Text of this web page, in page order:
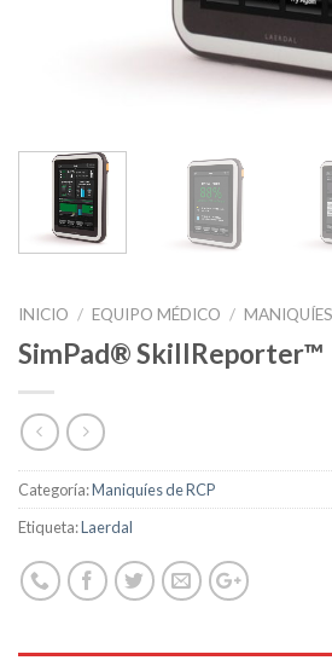
INICIO / EQUIPO MÉDICO /
SimPad® SkillReporter™
Categoría:Maniquíes de RCP
Etiqueta:Laerdal